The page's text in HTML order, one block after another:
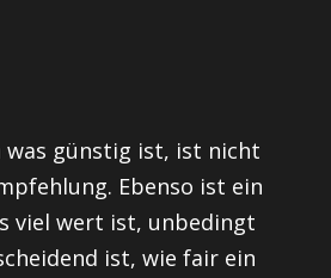
was günstig ist, ist nicht
Ebenso ist ein
viel wert ist, unbedingt
ist, wie fair ein